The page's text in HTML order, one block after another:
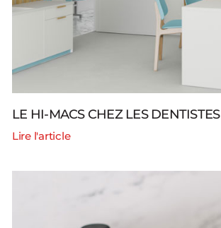
LE HI-MACS CHEZ LES DENTISTES
Lire l'article